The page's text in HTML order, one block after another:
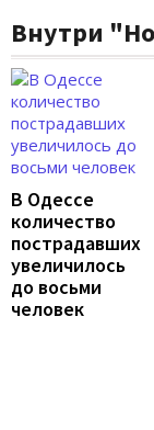
Внутри
В Одессе
количество
пострадавших
увеличилось
до восьми
человек